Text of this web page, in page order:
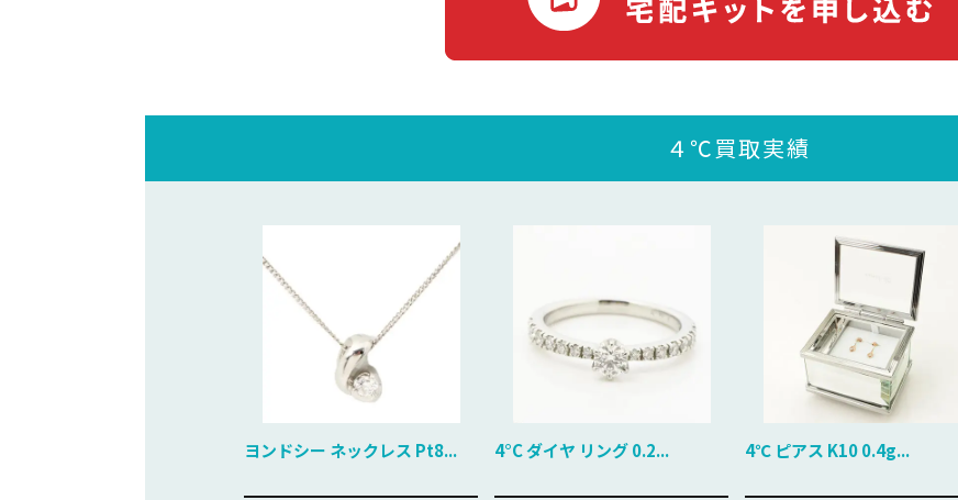
４℃買取実績
ヨンドシー ネックレス Pt8... 4°C ダイヤ リング 0.2... 4℃ ピアス K10 0.4g...